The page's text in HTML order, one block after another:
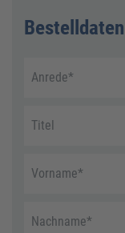
Bestelldaten
Anrede*
Titel
Vorname*
Nachname*